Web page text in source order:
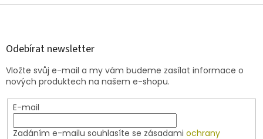
l
p
r
v
v
Z
Odebírat newsletter
Vložte svůj e-mail a my vám budeme zasílat informace o
nových produktech na našem e-shopu.
E-mail
Zadáním e-mailu souhlasíte se zásadami ochrany